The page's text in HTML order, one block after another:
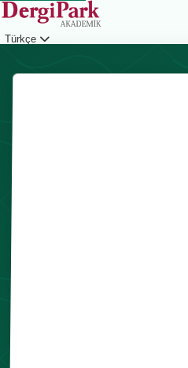
Türkçe